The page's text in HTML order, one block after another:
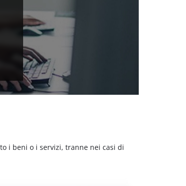
i beni o i servizi, tranne nei casi di